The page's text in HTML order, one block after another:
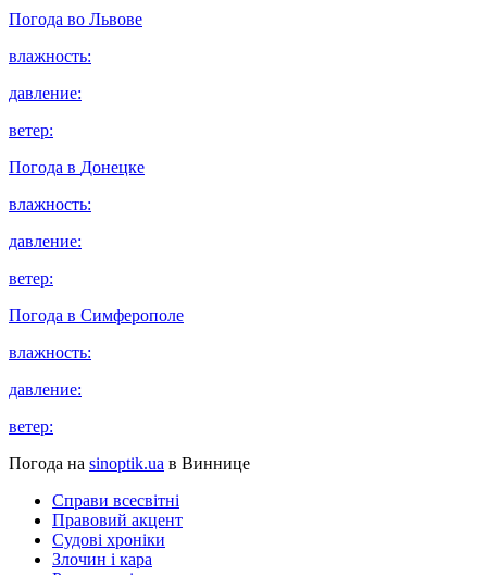
Погода во Львове
влажность:
давление:
ветер:
Погода в Донецке
влажность:
давление:
ветер:
Погода в Симферополе
влажность:
давление:
ветер:
Погода на sinoptik.ua в Виннице
Справи всесвітні
Правовий акцент
Судові хроніки
Злочин і кара